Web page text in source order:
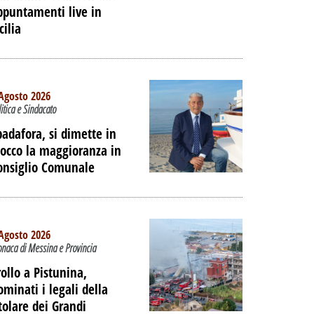
A
live in
2026
e Sindacato
si dimette in
la maggioranza in
Comunale
2026
di Messina e Provincia
a Pistunina,
i legali della
dei Grandi